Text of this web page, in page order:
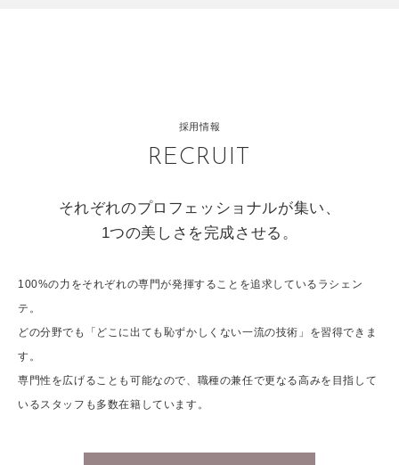
採用情報
RECRUIT
それぞれのプロフェッショナルが集い、
1つの美しさを完成させる。
100%の力をそれぞれの専門が発揮することを追求しているラシェン
テ。
どの分野でも「どこに出ても恥ずかしくない一流の技術」を習得できま
す。
専門性を広げることも可能なので、職種の兼任で更なる高みを目指して
いるスタッフも多数在籍しています。